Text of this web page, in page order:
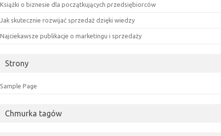
Książki o biznesie dla początkujących przedsiębiorców
Jak skutecznie rozwijać sprzedaż dzięki wiedzy
Najciekawsze publikacje o marketingu i sprzedaży
Strony
Sample Page
Chmurka tagów